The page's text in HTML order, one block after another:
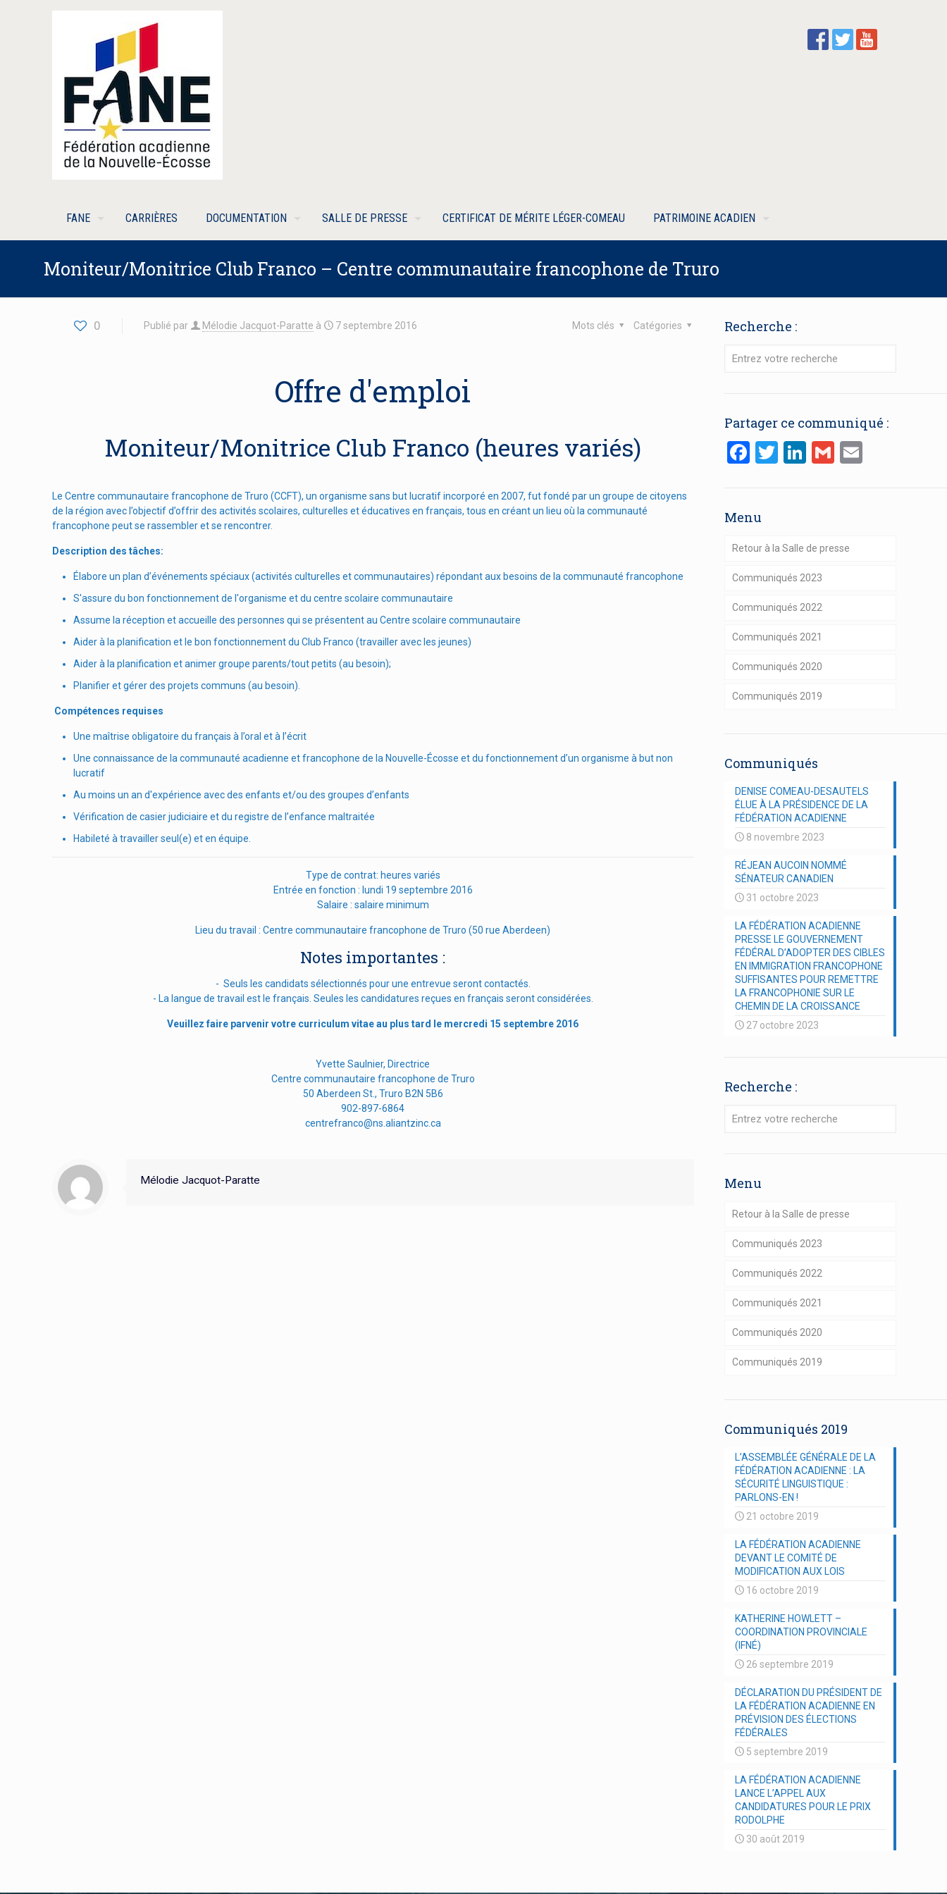
FANE CARRIÈRES DOCUMENTATION SALLE DE PRESSE CERTIFICAT DE MÉRITE LÉGER-COMEAU PATRIMOINE ACADIEN
Moniteur/Monitrice Club Franco – Centre communautaire francophone de Truro
0 Publié par Mélodie Jacquot-Paratte à 7 septembre 2016 Catégories
Mots clés
Offre d'emploi
Moniteur/Monitrice Club Franco (heures variés)
Le Centre communautaire francophone de Truro (CCFT), un organisme sans but lucratif incorporé en 2007, fut fondé par un groupe de citoyens
de la région avec l’objectif d’offrir des activités scolaires, culturelles et éducatives en français, tous en créant un lieu où la communauté
francophone peut se rassembler et se rencontrer.
Description des tâches:
Élabore un plan d’événements spéciaux (activités culturelles et communautaires) répondant aux besoins de la communauté francophone
S'assure du bon fonctionnement de l'organisme et du centre scolaire communautaire
Assume la réception et accueille des personnes qui se présentent au Centre scolaire communautaire
Aider à la planification et le bon fonctionnement du Club Franco (travailler avec les jeunes)
Aider à la planification et animer groupe parents/tout petits (au besoin);
Planifier et gérer des projets communs (au besoin).
Compétences requises
Une maîtrise obligatoire du français à l’oral et à l’écrit
Une connaissance de la communauté acadienne et francophone de la Nouvelle-Écosse et du fonctionnement d’un organisme à but non
lucratif
Au moins un an d'expérience avec des enfants et/ou des groupes d’enfants
Vérification de casier judiciaire et du registre de l’enfance maltraitée
Habileté à travailler seul(e) et en équipe.
Type de contrat: heures variés
Entrée en fonction : lundi 19 septembre 2016
Salaire : salaire minimum
Lieu du travail : Centre communautaire francophone de Truro (50 rue Aberdeen)
Notes importantes :
- Seuls les candidats sélectionnés pour une entrevue seront contactés.
- La langue de travail est le français. Seules les candidatures reçues en français seront considérées.
Veuillez faire parvenir votre curriculum vitae au plus tard le mercredi 15 septembre 2016
Yvette Saulnier, Directrice
Centre communautaire francophone de Truro
50 Aberdeen St., Truro B2N 5B6
902-897-6864
centrefranco@ns.aliantzinc.ca
Mélodie Jacquot-Paratte
Recherche :
Partager ce communiqué :
Facebook
Twitter
LinkedIn
GmailEmail
Menu
Retour à la Salle de presse
Communiqués 2023
Communiqués 2022
Communiqués 2021
Communiqués 2020
Communiqués 2019
Communiqués
DENISE COMEAU-DESAUTELS
ÉLUE À LA PRÉSIDENCE DE LA
FÉDÉRATION ACADIENNE
8 novembre 2023
RÉJEAN AUCOIN NOMMÉ
SÉNATEUR CANADIEN
31 octobre 2023
LA FÉDÉRATION ACADIENNE
PRESSE LE GOUVERNEMENT
FÉDÉRAL D’ADOPTER DES CIBLES
EN IMMIGRATION FRANCOPHONE
SUFFISANTES POUR REMETTRE
LA FRANCOPHONIE SUR LE
CHEMIN DE LA CROISSANCE
27 octobre 2023
Recherche :
Menu
Retour à la Salle de presse
Communiqués 2023
Communiqués 2022
Communiqués 2021
Communiqués 2020
Communiqués 2019
Communiqués 2019
L’ASSEMBLÉE GÉNÉRALE DE LA
FÉDÉRATION ACADIENNE : LA
SÉCURITÉ LINGUISTIQUE :
PARLONS-EN !
21 octobre 2019
LA FÉDÉRATION ACADIENNE
DEVANT LE COMITÉ DE
MODIFICATION AUX LOIS
16 octobre 2019
KATHERINE HOWLETT –
COORDINATION PROVINCIALE
(IFNÉ)
26 septembre 2019
DÉCLARATION DU PRÉSIDENT DE
LA FÉDÉRATION ACADIENNE EN
PRÉVISION DES ÉLECTIONS
FÉDÉRALES
5 septembre 2019
LA FÉDÉRATION ACADIENNE
LANCE L’APPEL AUX
CANDIDATURES POUR LE PRIX
RODOLPHE
30 août 2019